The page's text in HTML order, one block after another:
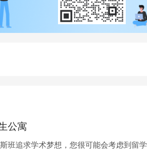
公寓
班追求学术梦想，您很可能会考虑到留